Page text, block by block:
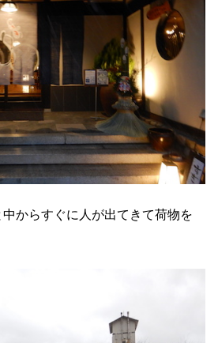
からすぐに人が出てきて荷物を